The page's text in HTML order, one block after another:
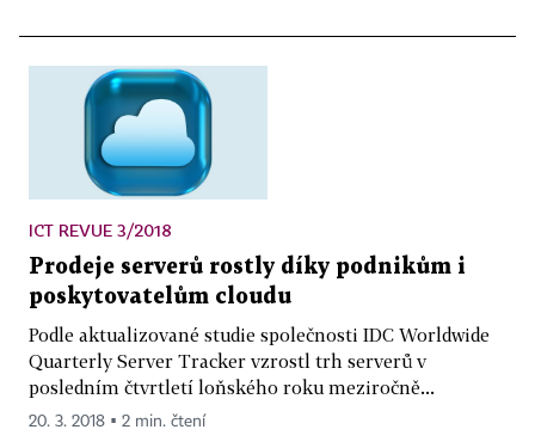
ICT REVUE 3/2018
Prodeje serverů rostly díky podnikům i
poskytovatelům cloudu
Podle aktualizované studie společnosti IDC Worldwide
Quarterly Server Tracker vzrostl trh serverů v
posledním čtvrtletí loňského roku meziročně...
20. 3. 2018 ▪ 2 min. čtení